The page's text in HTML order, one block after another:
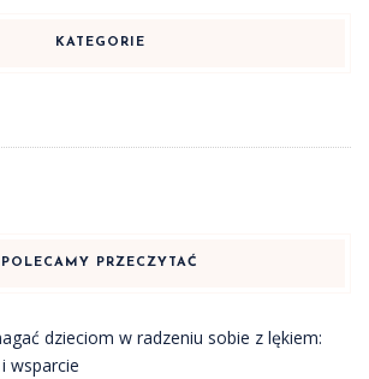
KATEGORIE
POLECAMY PRZECZYTAĆ
dzieciom w radzeniu sobie z lękiem:
wsparcie